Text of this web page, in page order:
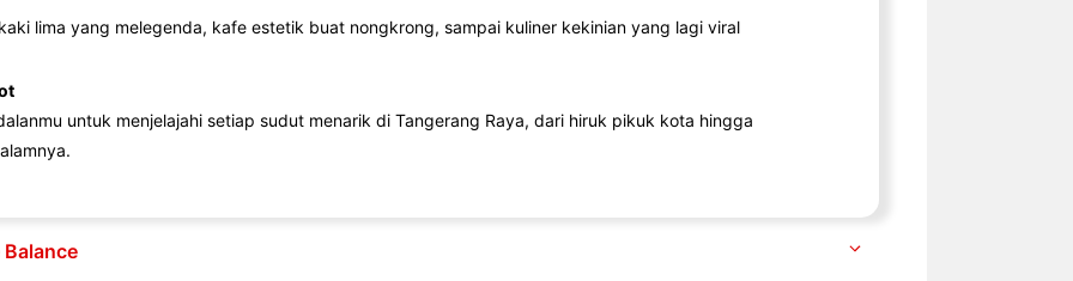
lima yang melegenda, kafe estetik buat nongkrong, sampai kuliner kekinian yang lagi viral
untuk menjelajahi setiap sudut menarik di Tangerang Raya, dari hiruk pikuk kota hingga
Balance